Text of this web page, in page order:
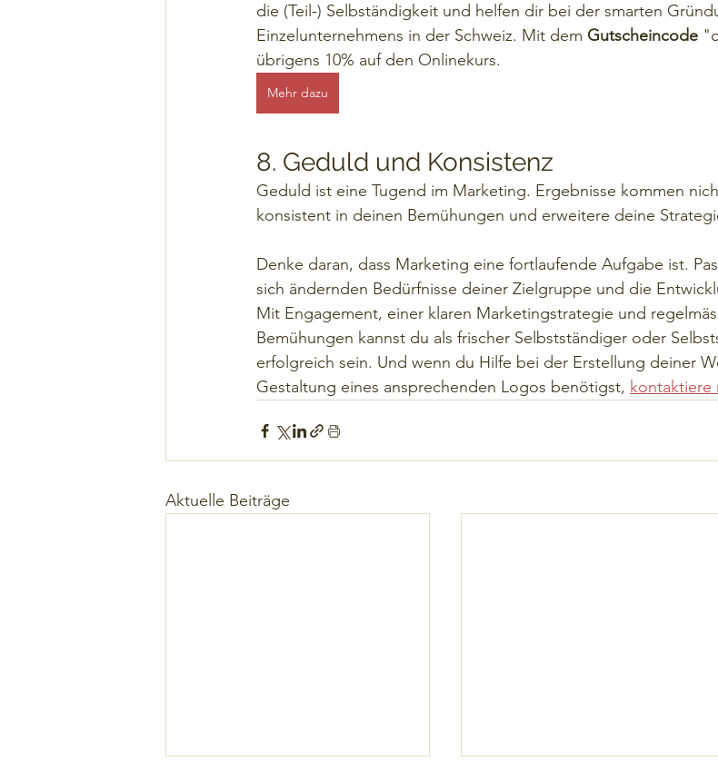
die (Teil-) Selbständigkeit und helfen dir bei der smarten
Einzelunternehmens in der Schweiz. Mit dem Gutscheincode
übrigens 10% auf den Onlinekurs.
Mehr dazu
8. Geduld und Konsistenz
Geduld ist eine Tugend im Marketing. Ergebnisse kommen
konsistent in deinen Bemühungen und erweitere deine
Denke daran, dass Marketing eine fortlaufende Aufgabe ist.
sich ändernden Bedürfnisse deiner Zielgruppe und die
Mit Engagement, einer klaren Marketingstrategie und
Bemühungen kannst du als frischer Selbstständiger oder
erfolgreich sein. Und wenn du Hilfe bei der Erstellung deiner
Gestaltung eines ansprechenden Logos benötigst, kontaktiere
Aktuelle Beiträge